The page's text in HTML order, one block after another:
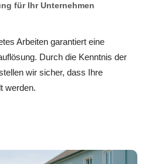
für Ihr Unternehmen
Arbeiten garantiert eine
Durch die Kenntnis der
wir sicher, dass Ihre
werden.